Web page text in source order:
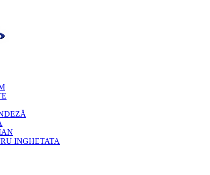
INGHETATA